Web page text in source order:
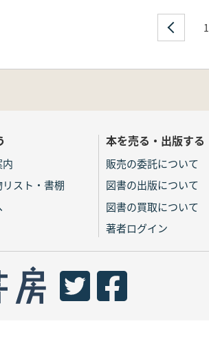
1
内
スト・書棚
本を売る・出版する
販売の委託について
図書の出版について
図書の買取について
著者ログイン